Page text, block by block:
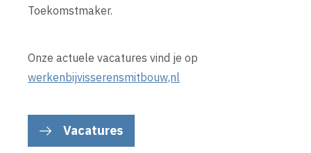
Toekomstmaker.
Onze actuele vacatures vind je op
werkenbijvisserensmitbouw,nl
Vacatures